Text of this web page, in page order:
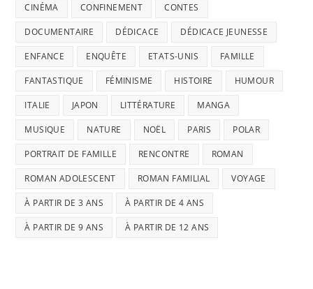
CINÉMA CONFINEMENT CONTES
DOCUMENTAIRE DÉDICACE DÉDICACE JEUNESSE
ENFANCE ENQUÊTE ETATS-UNIS FAMILLE
FANTASTIQUE FÉMINISME HISTOIRE HUMOUR
ITALIE JAPON LITTÉRATURE MANGA
MUSIQUE NATURE NOËL PARIS POLAR
PORTRAIT DE FAMILLE RENCONTRE ROMAN
ROMAN ADOLESCENT ROMAN FAMILIAL VOYAGE
À PARTIR DE 3 ANS À PARTIR DE 4 ANS
À PARTIR DE 9 ANS À PARTIR DE 12 ANS